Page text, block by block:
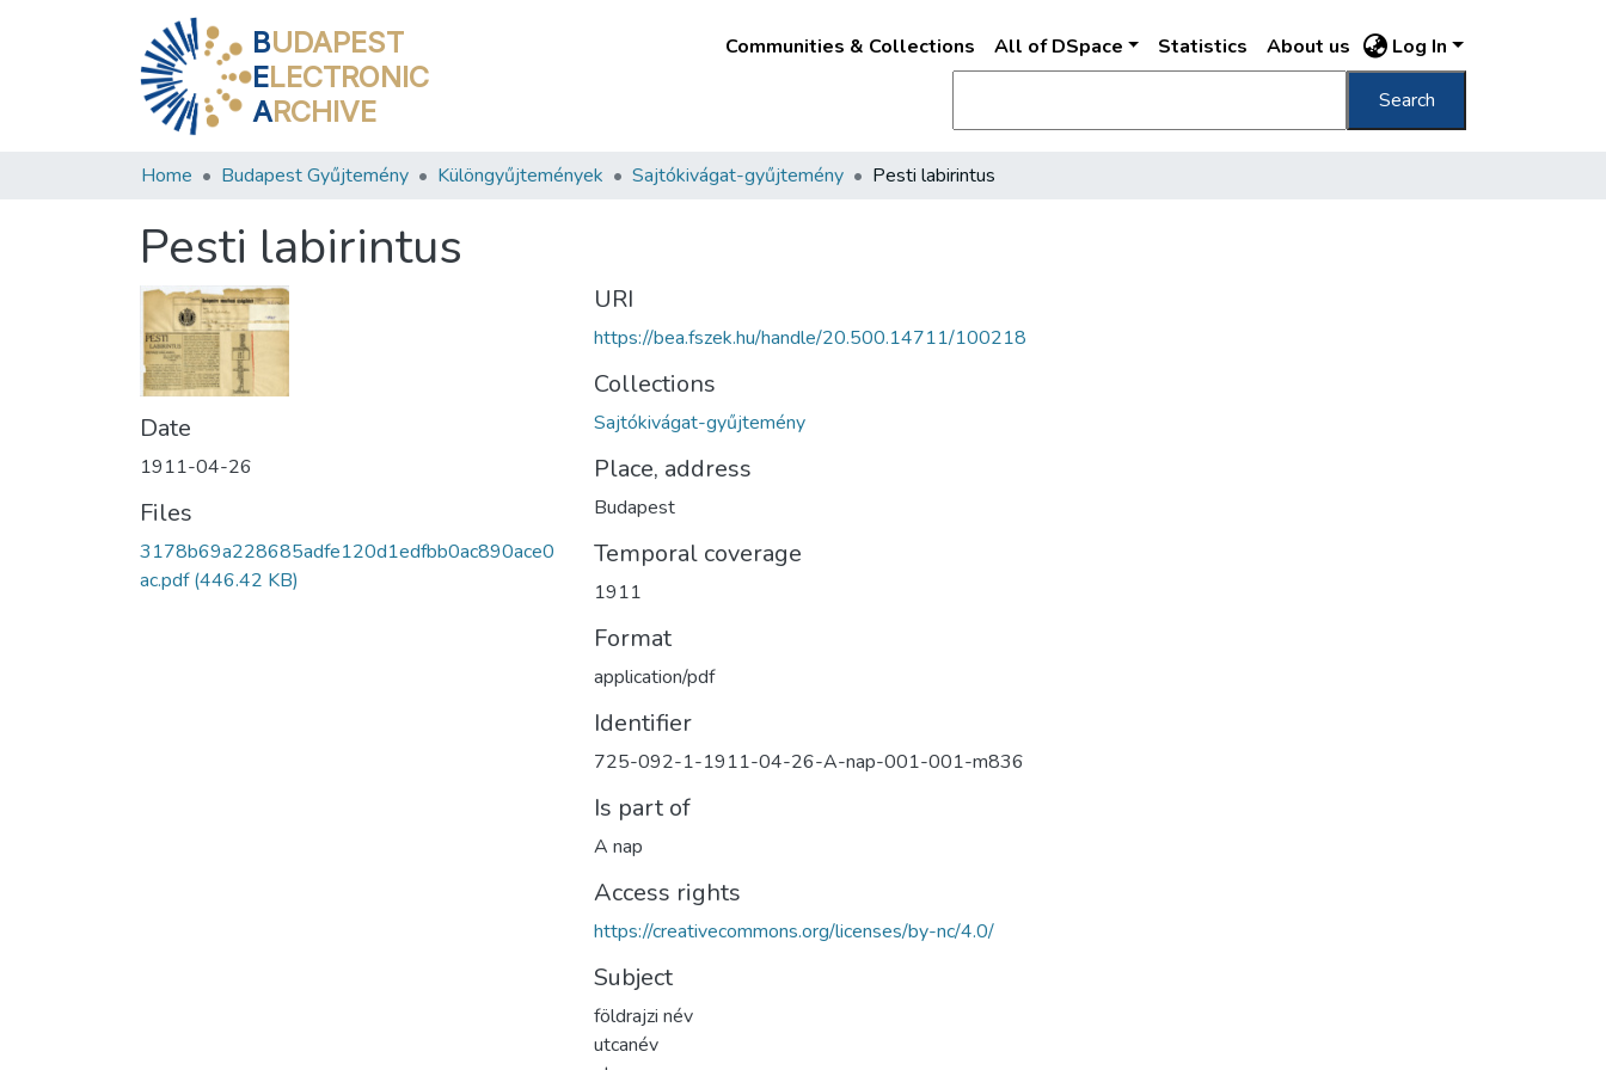
BUDAPEST
ELECTRONIC
ARCHIVE
Communities & Collections All of DSpace Statistics About us Log In
Search
Home Budapest Gyűjtemény Különgyűjtemények Sajtókivágat-gyűjtemény Pesti labirintus
Pesti labirintus
Date
1911-04-26
Files
3178b69a228685adfe120d1edfbb0ac890ace0
ac.pdf(446.42 KB)
URI
https://bea.fszek.hu/handle/20.500.14711/100218
Collections
Sajtókivágat-gyűjtemény
Place, address
Budapest
Temporal coverage
1911
Format
application/pdf
Identifier
725-092-1-1911-04-26-A-nap-001-001-m836
Is part of
A nap
Access rights
https://creativecommons.org/licenses/by-nc/4.0/
Subject
földrajzi név
utcanév